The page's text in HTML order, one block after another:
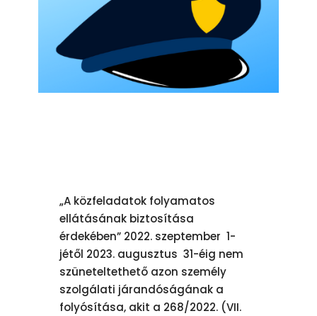
„A közfeladatok folyamatos
ellátásának biztosítása
érdekében” 2022. szeptember 1-
jétől 2023. augusztus 31-éig nem
szüneteltethető azon személy
szolgálati járandóságának a
folyósítása, akit a 268/2022. (VII.